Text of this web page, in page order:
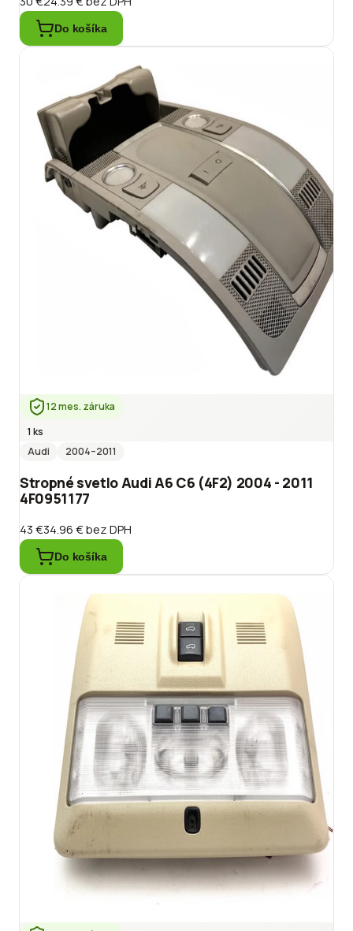
Do košíka
12 mes. záruka
1 ks
Audi
2004–2011
Stropné svetlo Audi A6 C6 (4F2) 2004 - 2011
4F0951177
43 €34.96 €bez DPH
Do košíka